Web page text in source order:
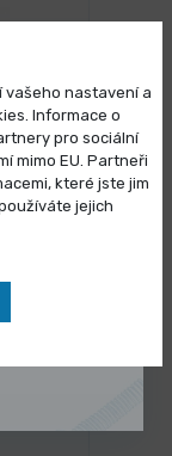
vašeho nastavení a
Informace o
pro sociální
mimo EU. Partneři
které jste jim
jejich
zásob
za